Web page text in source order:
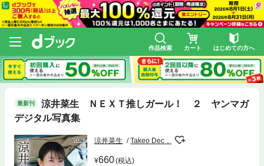
作品検索 カート はじめての方へ
最新刊
涼井菜生 ＮＥＸＴ推しガール！ ２ ヤンマガ
デジタル写真集
涼井菜生 Takeo Dec．
660(税込)